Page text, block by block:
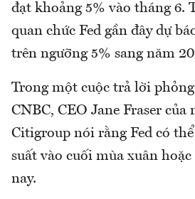
đạt khoảng 5% vào tháng 6.
quan chức Fed gần đây dự
trên ngưỡng 5% sang năm
Trong một cuộc trả lời
CNBC, CEO Jane Fraser của
Citigroup nói rằng Fed có
suất vào cuối mùa xuân
nay.